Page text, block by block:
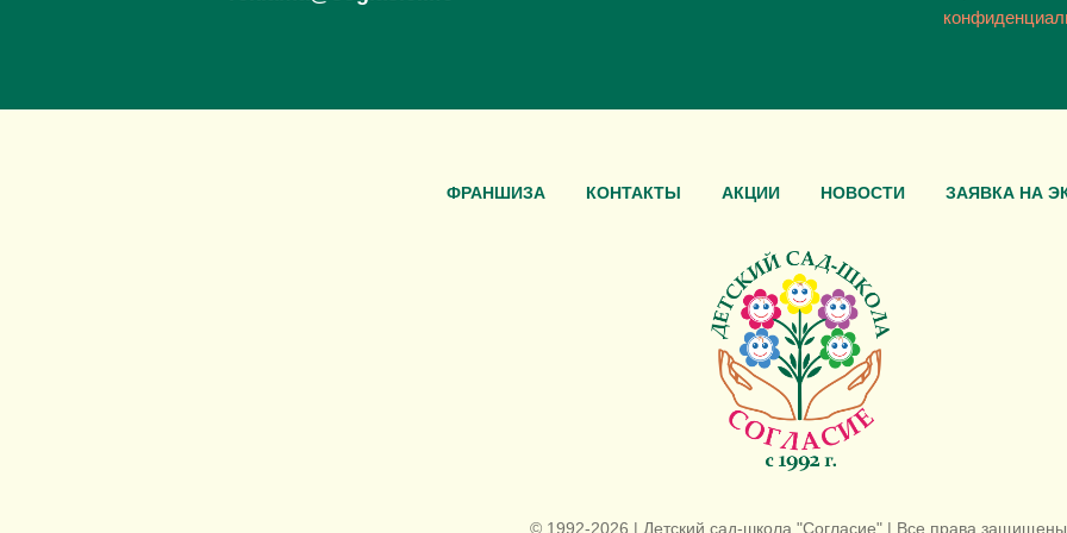
ФРАНШИЗА КОНТАКТЫ АКЦИИ НОВОСТИ ЗАЯВКА НА
© 1992-2026 | Детский сад-школа "Согласие" | Все права защищены.